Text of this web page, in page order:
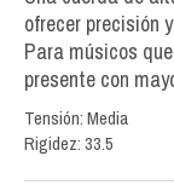
ofrecer precisión
Para músicos
presente con
Tensión: Media
Rigidez: 33.5